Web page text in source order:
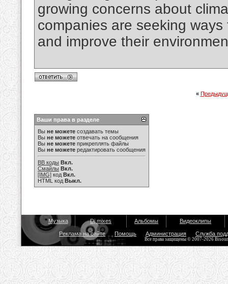
growing concerns about
companies are seeking
and improve their
«
Ваши права в разделе
Вы не можете создавать темы
Вы не можете отвечать на сообщения
Вы не можете прикреплять файлы
Вы не можете редактировать сообщения
BB коды Вкл.
Смайлы Вкл.
[IMG] код Вкл.
HTML код Выкл.
Музыка Dj mixes Альбомы Видеоклипы
Реклама на сайте Помощь Администрация Служба
Все права защищены © 2007-2026